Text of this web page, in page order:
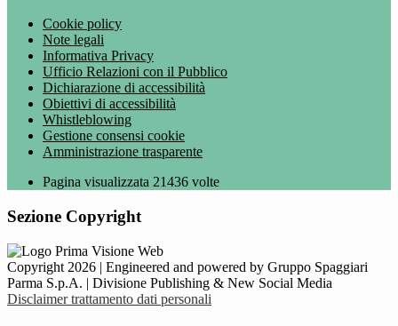
Cookie policy
Note legali
Informativa Privacy
Ufficio Relazioni con il Pubblico
Dichiarazione di accessibilità
Obiettivi di accessibilità
Whistleblowing
Gestione consensi cookie
Amministrazione trasparente
Pagina visualizzata 21436 volte
Sezione Copyright
Copyright 2026 | Engineered and powered by Gruppo Spaggiari
Parma S.p.A. | Divisione Publishing & New Social Media
Disclaimer trattamento dati personali